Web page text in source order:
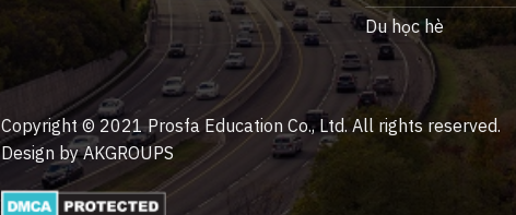
Du học hè
Copyright © 2021 Prosfa Education Co., Ltd. All rights reserved.
Design by AKGROUPS